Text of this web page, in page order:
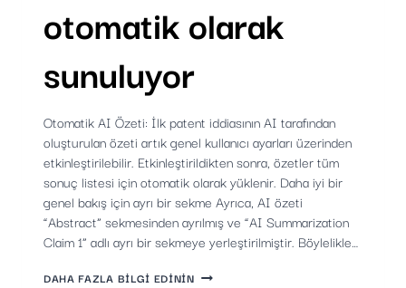
otomatik olarak
sunuluyor
Otomatik AI Özeti: İlk patent iddiasının AI tarafından
oluşturulan özeti artık genel kullanıcı ayarları üzerinden
etkinleştirilebilir. Etkinleştirildikten sonra, özetler tüm
sonuç listesi için otomatik olarak yüklenir. Daha iyi bir
genel bakış için ayrı bir sekme Ayrıca, AI özeti
“Abstract” sekmesinden ayrılmış ve “AI Summarization
Claim 1” adlı ayrı bir sekmeye yerleştirilmiştir. Böylelikle…
DAHA FAZLA BILGI EDININ1.